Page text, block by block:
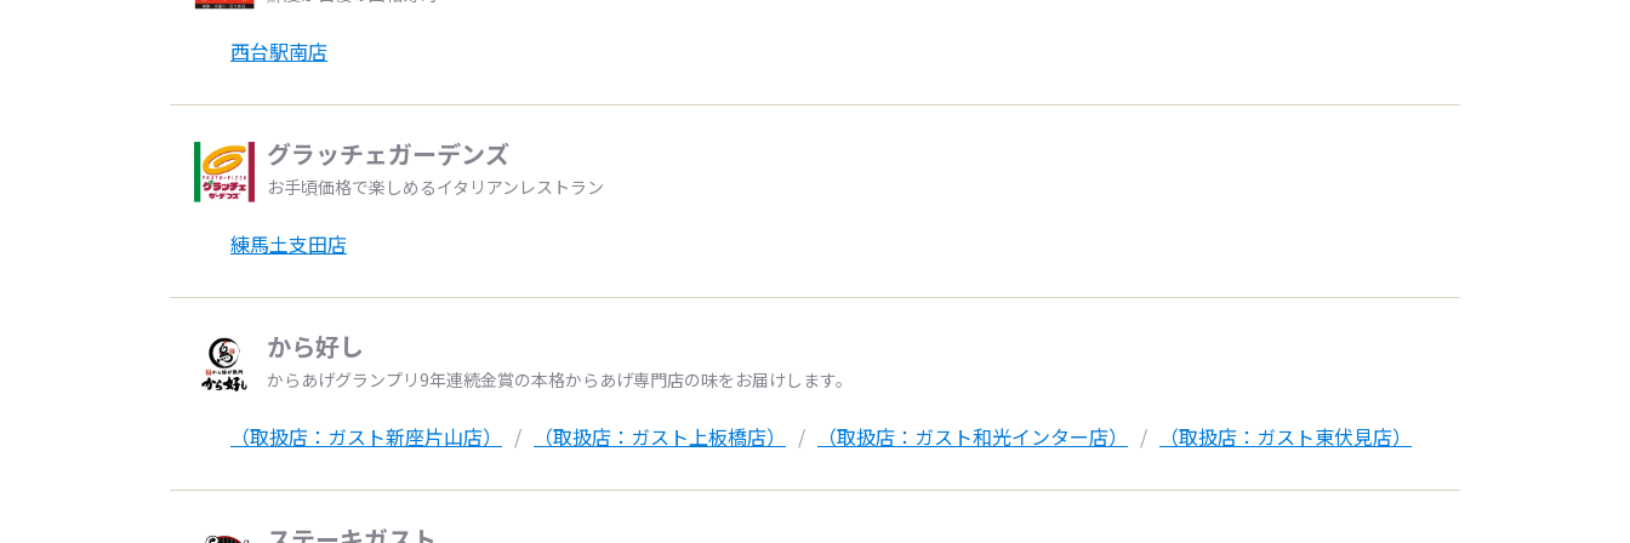
西台駅南店
グラッチェガーデンズ
お手頃価格で楽しめるイタリアンレストラン
練馬土支田店
から好し
からあげグランプリ9年連続金賞の本格からあげ専門店の味をお届けします。
（取扱店：ガスト新座片山店） （取扱店：ガスト上板橋店） （取扱店：ガスト和光インター店） （取扱店：ガスト東伏見店）